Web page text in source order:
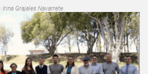
Irina Grajales Navarrete